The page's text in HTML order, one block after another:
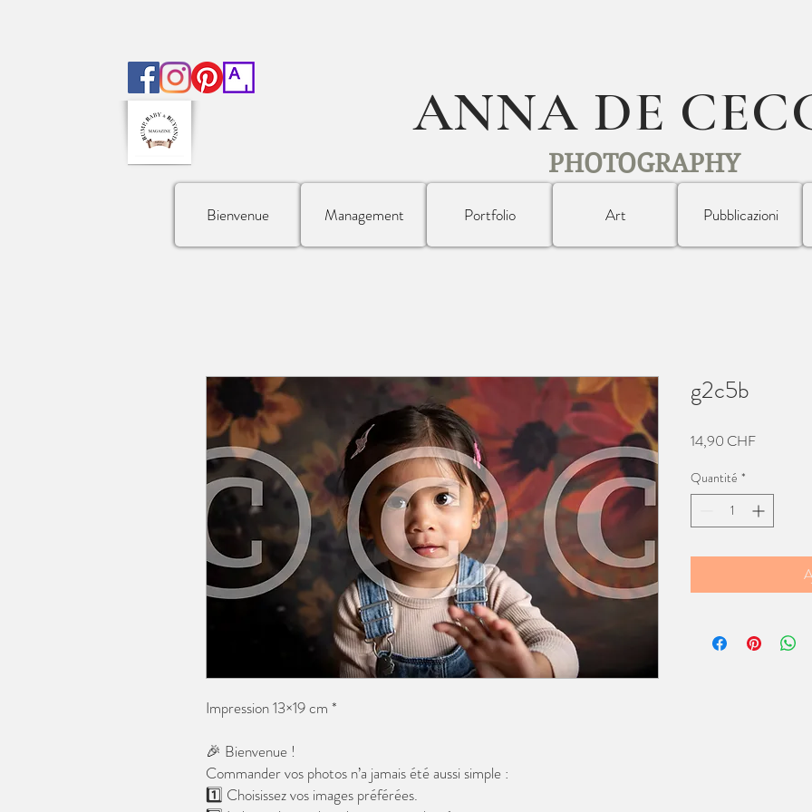
ANNA DE
PHOTOGRAPHY
Bienvenue Management Portfolio Art Pubblicazioni
Impression 13×19 cm *
🎉 Bienvenue !
Commander vos photos n’a jamais été aussi simple :
1️⃣ Choisissez vos images préférées.
g2c5b
14,90 CHFPrix
Quantité *